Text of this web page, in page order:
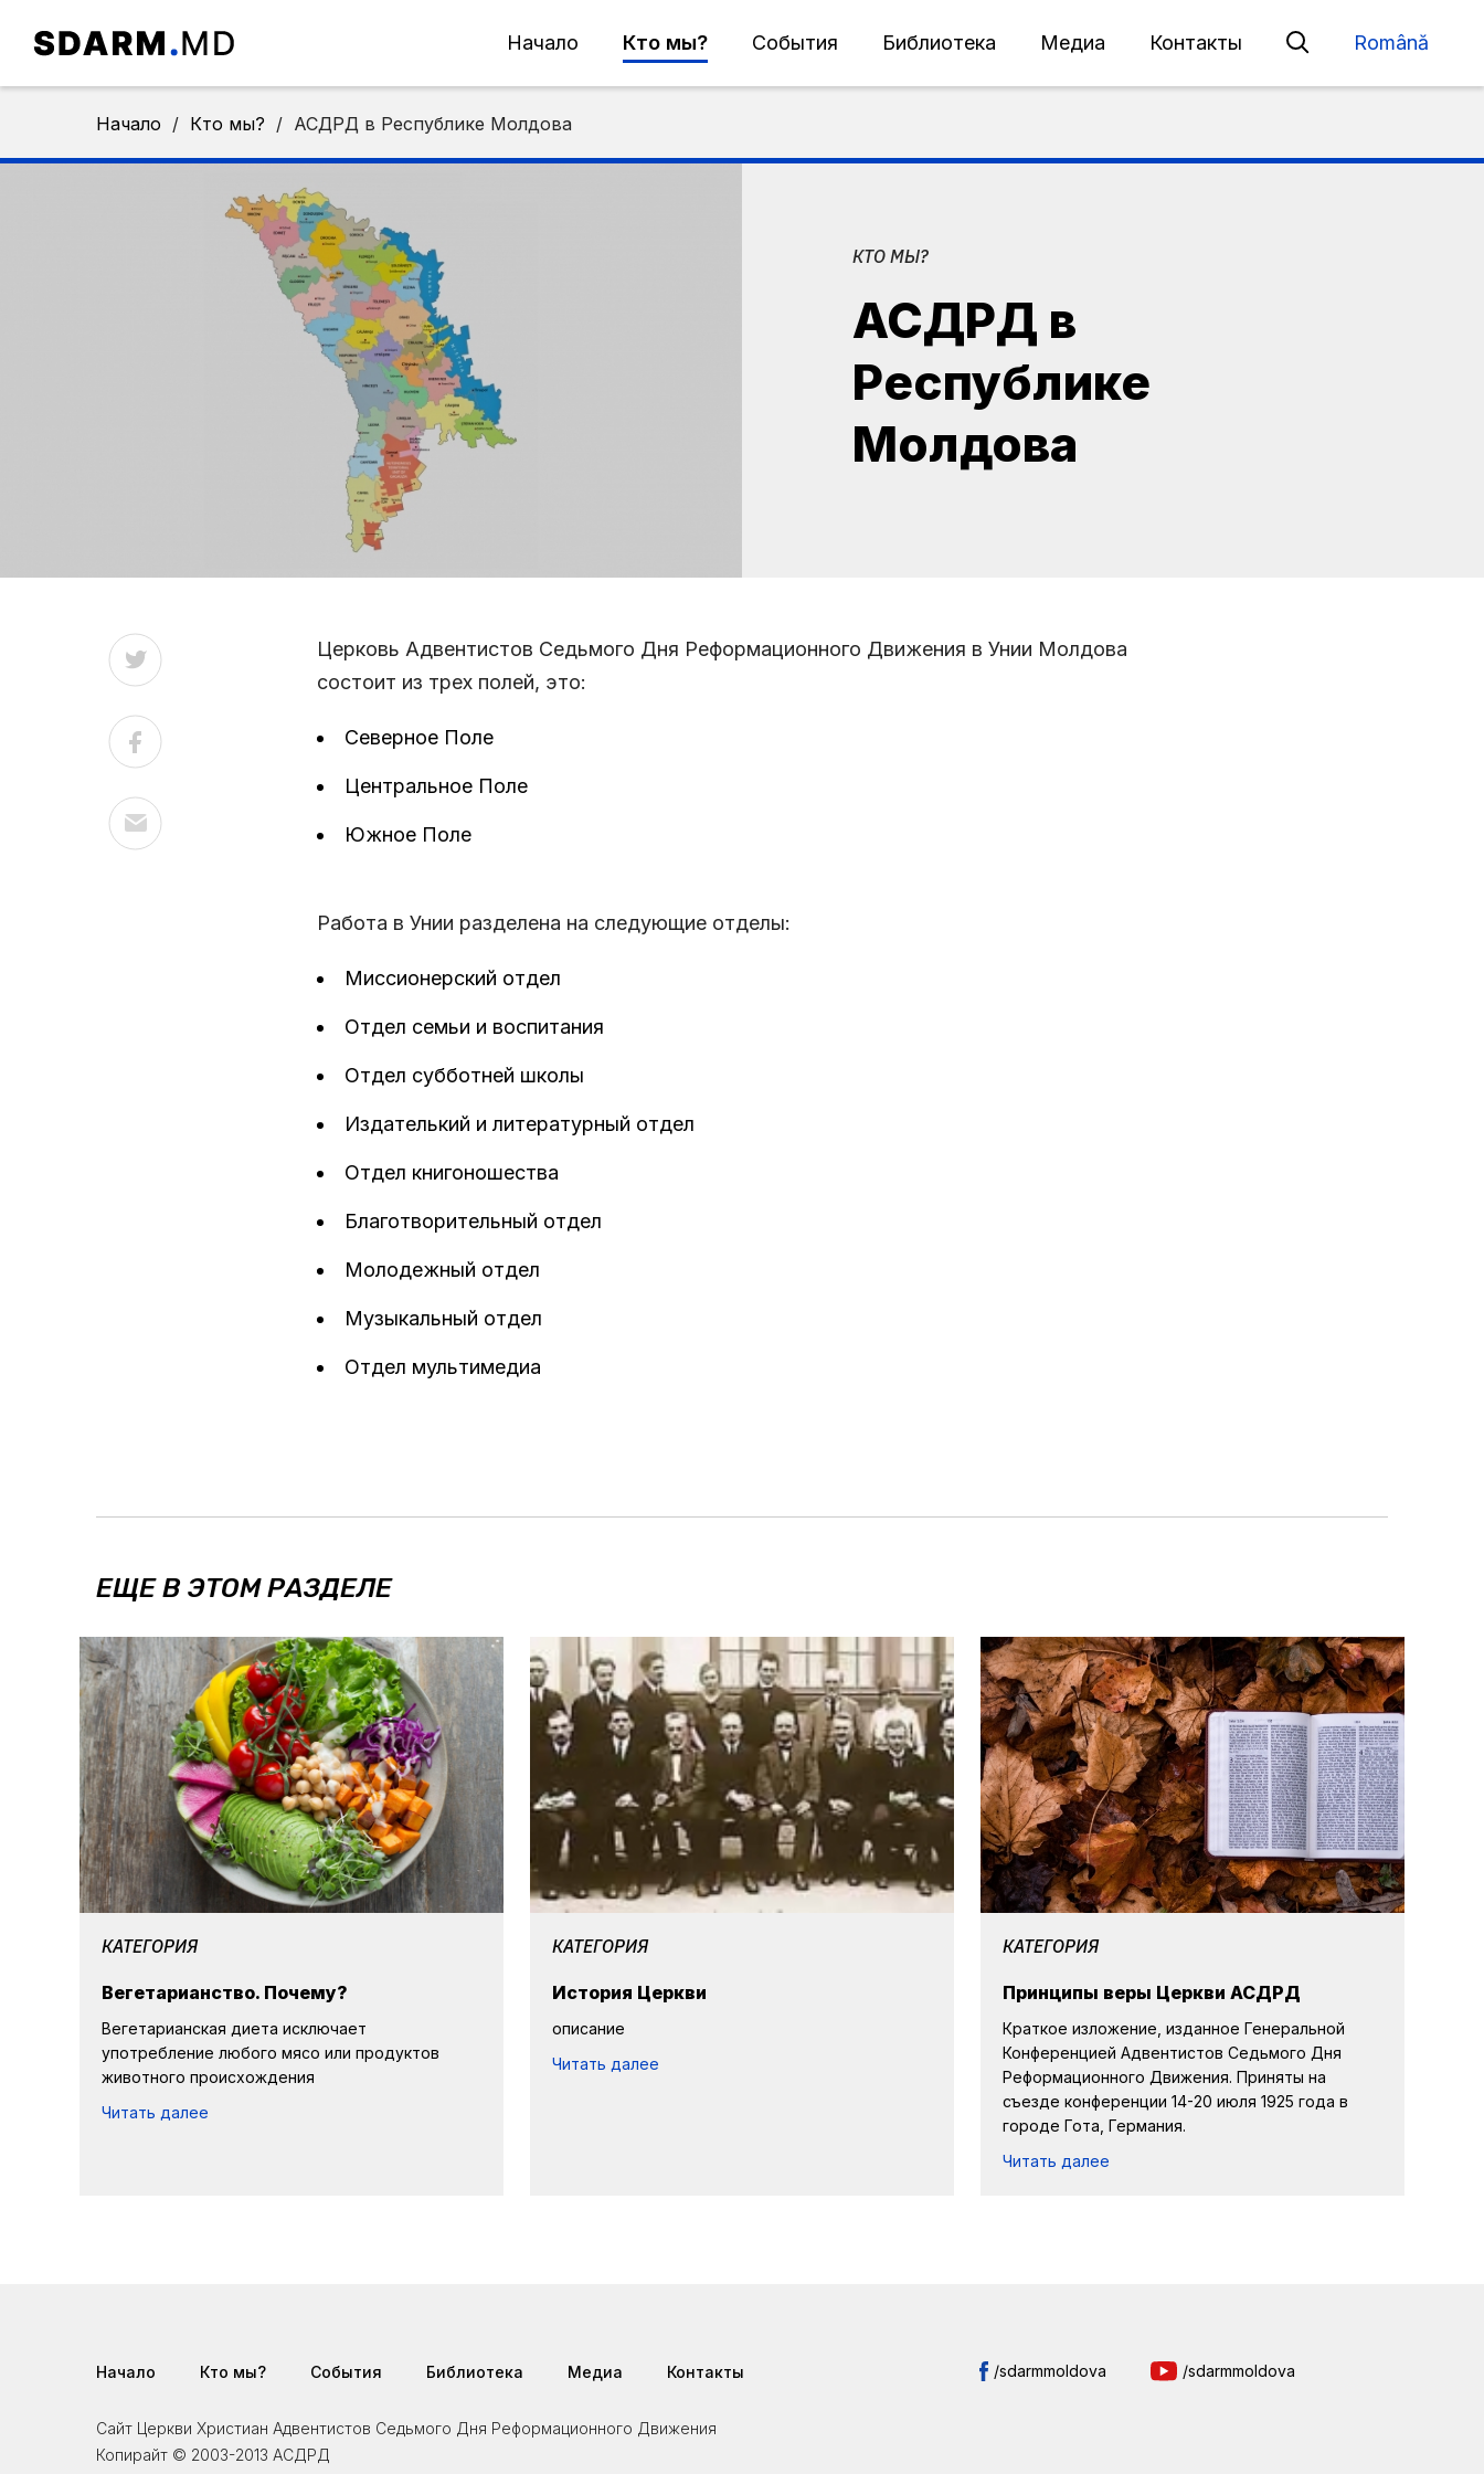
Начало Кто мы? События Библиотека Медиа Контакты Română
Начало / Кто мы? / АСДРД в Республике Молдова
КТО МЫ?
АСДРД в
Республике
Молдова
Церковь Адвентистов Седьмого Дня Реформационного Движения в Унии Молдова
состоит из трех полей, это:
Северное Поле
Центральное Поле
Южное Поле
Работа в Унии разделена на следующие отделы:
Миссионерский отдел
Отдел семьи и воспитания
Отдел субботней школы
Издателький и литературный отдел
Отдел книгоношества
Благотворительный отдел
Молодежный отдел
Музыкальный отдел
Отдел мультимедиа
ЕЩЕ В ЭТОМ РАЗДЕЛЕ
КАТЕГОРИЯ
Вегетарианство. Почему?
Вегетарианская диета исключает
употребление любого мясо или продуктов
животного происхождения
Читать далее
КАТЕГОРИЯ
История Церкви
описание
Читать далее
КАТЕГОРИЯ
Принципы веры Церкви АСДРД
Краткое изложение, изданное Генеральной
Конференцией Адвентистов Седьмого Дня
Реформационного Движения. Приняты на
съезде конференции 14-20 июля 1925 года в
городе Гота, Германия.
Читать далее
Начало Кто мы? События Библиотека Медиа Контакты
Сайт Церкви Христиан Адвентистов Седьмого Дня Реформационного Движения
Копирайт © 2003-2013 АСДРД
/sdarmmoldova /sdarmmoldova